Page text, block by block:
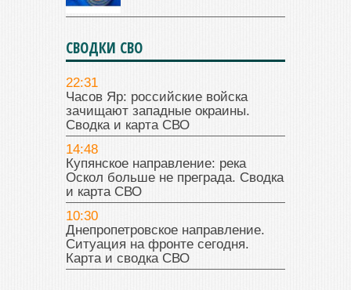
СВОДКИ СВО
22:31
Часов Яр: российские войска
зачищают западные окраины.
Сводка и карта СВО
14:48
Купянское направление: река
Оскол больше не преграда. Сводка
и карта СВО
10:30
Днепропетровское направление.
Ситуация на фронте сегодня.
Карта и сводка СВО